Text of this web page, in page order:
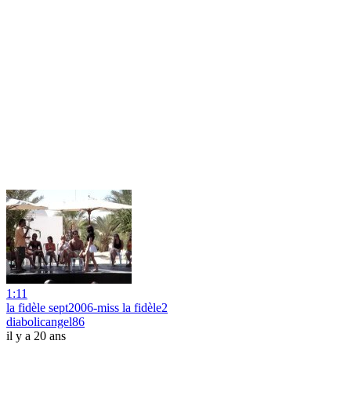
1:11
la fidèle sept2006-miss la fidèle2
diabolicangel86
il y a 20 ans